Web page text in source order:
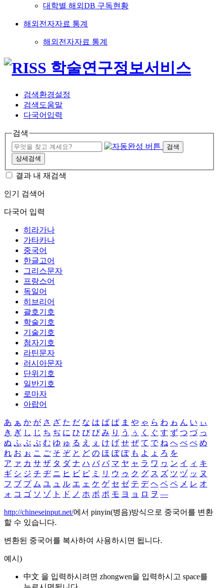
대학별 해외DB 구독현황
해외전자자료 통계
해외전자자료 통계
검색환경설정
검색도움말
다국어입력
검색
검색
상세검색
결과 내 재검색
인기 검색어
다국어 입력
히라가나
가타카나
중국어
한글고어
그리스문자
프랑스어
독일어
히브리어
괄호기호
학술기호
기술기호
첨자기호
라틴문자
러시아문자
단위기호
일반기호
로마자
아랍어
あ ぁ か が さ ざ た だ な は ば ぱ ま や ゃ ら わ ゎ ん い ぃ
き ぎ し じ ち ぢ に ひ び ぴ み り う ぅ く ぐ す ず つ づ っ
ぬ ふ ぶ ぷ む ゆ ゅ る え ぇ け げ せ ぜ て で ね へ べ ぺ め
れ お ぉ こ ご そ ぞ と ど の ほ ぼ ぽ も よ ょ ろ を
ア ァ カ サ ザ タ ダ ナ ハ バ パ マ ヤ ャ ラ ワ ヮ ン イ ィ キ
ギ シ ジ チ ヂ ニ ヒ ビ ピ ミ リ ウ ゥ ク グ ス ズ ツ ヅ ッ ヌ
フ ブ プ ム ユ ュ ル エ ェ ケ ゲ セ ゼ テ デ ヘ ベ ペ メ レ オ
ォ コ ゴ ソ ゾ ト ド ノ ホ ボ ポ モ ヨ ョ ロ ヲ ―
http://chineseinput.net/에서 pinyin(병음)방식으로 중국어를 변환
할 수 있습니다.
변환된 중국어를 복사하여 사용하시면 됩니다.
예시)
中文 을 입력하시려면 zhongwen을 입력하시고 space를